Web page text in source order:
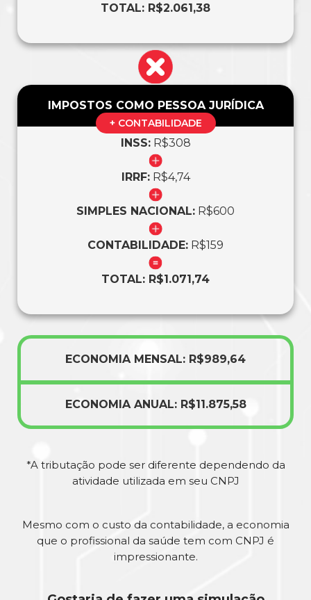
TOTAL: R$2.061,38
IMPOSTOS COMO PESSOA JURÍDICA
+ CONTABILIDADE
INSS:R$308
IRRF:R$4,74
SIMPLES NACIONAL: R$600
CONTABILIDADE: R$159
TOTAL: R$1.071,74
ECONOMIA MENSAL: R$989,64
ECONOMIA ANUAL: R$11.875,58
*A tributação pode ser diferente dependendo da
atividade utilizada em seu CNPJ
Mesmo com o custo da contabilidade, a economia
que o profissional da saúde tem com CNPJ é
impressionante.